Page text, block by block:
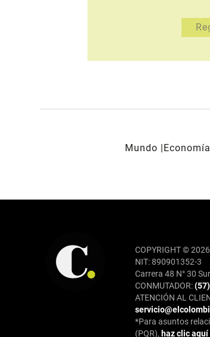
Mundo Economía
COPYRIGHT ©
NIT: 890901352-3
Carrera 48 N° 30
CONMUTADOR:
ATENCIÓN AL
*Para asuntos
(PQR), haz clic aquí